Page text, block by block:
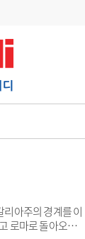
아주의 경계를 이
로마로 돌아오라